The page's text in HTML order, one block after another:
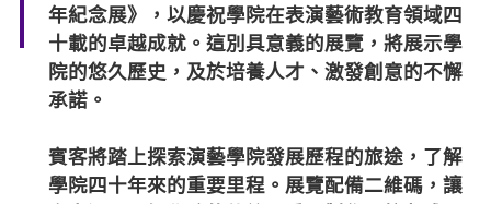
年紀念展》，以慶祝學院在表演藝術教育領域四
十載的卓越成就。這別具意義的展覽，將展示學
院的悠久歷史，及於培養人才、激發創意的不懈
承諾。
賓客將踏上探索演藝學院發展歷程的旅途，了解
學院四十年來的重要里程。展覽配備二維碼，讓